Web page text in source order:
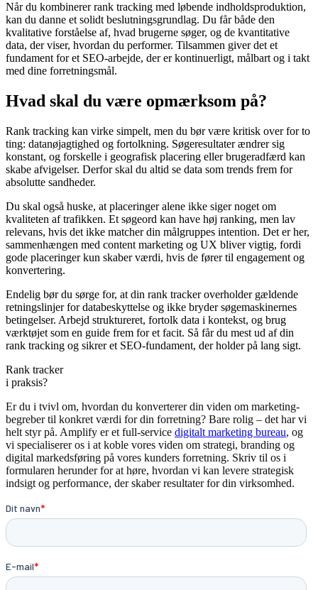
Når du kombinerer rank tracking med løbende indholdsproduktion,
kan du danne et solidt beslutningsgrundlag. Du får både den
kvalitative forståelse af, hvad brugerne søger, og de kvantitative
data, der viser, hvordan du performer. Tilsammen giver det et
fundament for et SEO-arbejde, der er kontinuerligt, målbart og i takt
med dine forretningsmål.
Hvad skal du være opmærksom på?
Rank tracking kan virke simpelt, men du bør være kritisk over for to
ting: datanøjagtighed og fortolkning. Søgeresultater ændrer sig
konstant, og forskelle i geografisk placering eller brugeradfærd kan
skabe afvigelser. Derfor skal du altid se data som trends frem for
absolutte sandheder.
Du skal også huske, at placeringer alene ikke siger noget om
kvaliteten af trafikken. Et søgeord kan have høj ranking, men lav
relevans, hvis det ikke matcher din målgruppes intention. Det er her,
sammenhængen med content marketing og UX bliver vigtig, fordi
gode placeringer kun skaber værdi, hvis de fører til engagement og
konvertering.
Endelig bør du sørge for, at din rank tracker overholder gældende
retningslinjer for databeskyttelse og ikke bryder søgemaskinernes
betingelser. Arbejd struktureret, fortolk data i kontekst, og brug
værktøjet som en guide frem for et facit. Så får du mest ud af din
rank tracking og sikrer et SEO-fundament, der holder på lang sigt.
Rank tracker
i praksis?
Er du i tvivl om, hvordan du konverterer din viden om marketing-
begreber til konkret værdi for din forretning? Bare rolig – det har vi
helt styr på. Amplify er et full-service digitalt marketing bureau, og
vi specialiserer os i at koble vores viden om strategi, branding og
digital markedsføring på vores kunders forretning. Skriv til os i
formularen herunder for at høre, hvordan vi kan levere strategisk
indsigt og performance, der skaber resultater for din virksomhed.